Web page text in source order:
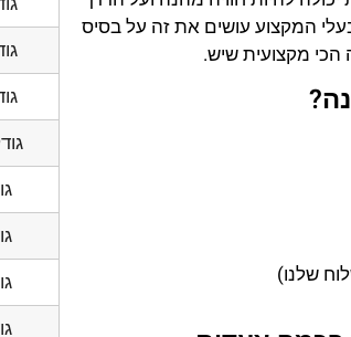
המקצוע עושים את זה על בסיס
הכי מקצועית שיש.
שלנו)
גודל
גודל
גודל